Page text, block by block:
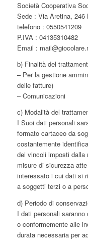
Società Cooperativa
Sede : Via Aretina,
telefono : 0550541209
P.IVA : 04135310482
Email :
b) Finalità del
– Per la gestione
delle fatture)
– Comunicazioni
c) Modalità del
I Suoi dati personali
formato cartaceo da
costantemente
dei vincoli imposti dalla
misure di sicurezza
interessato i cui dati si
a soggetti terzi o a
d) Periodo di
I dati personali
o conformemente alle
durata necessaria per